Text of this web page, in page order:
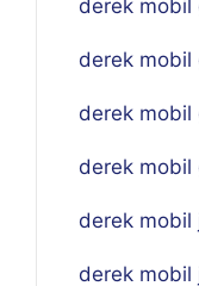
derek
derek mobil
derek mobil
derek
derek
derek mobil